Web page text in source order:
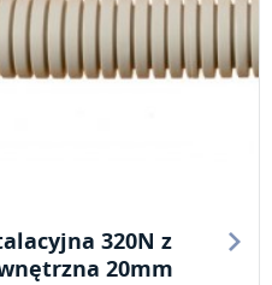
320N z
20mm